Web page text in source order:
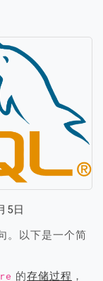
5日
。以下是一个简
的存储过程 ，